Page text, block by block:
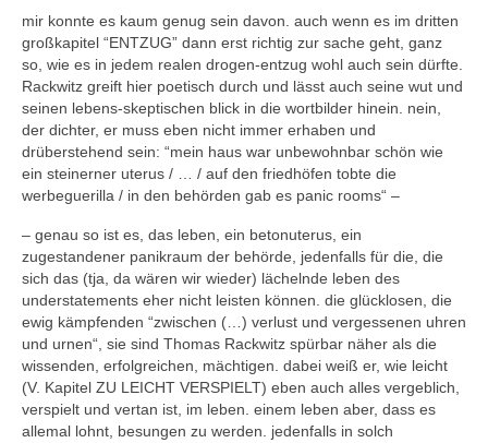
mir konnte es kaum genug sein davon. auch wenn es im dritten
großkapitel “ENTZUG” dann erst richtig zur sache geht, ganz
so, wie es in jedem realen drogen-entzug wohl auch sein dürfte.
Rackwitz greift hier poetisch durch und lässt auch seine wut und
seinen lebens-skeptischen blick in die wortbilder hinein. nein,
der dichter, er muss eben nicht immer erhaben und
drüberstehend sein: “mein haus war unbewohnbar schön wie
ein steinerner uterus / … / auf den friedhöfen tobte die
werbeguerilla / in den behörden gab es panic rooms“ –
– genau so ist es, das leben, ein betonuterus, ein
zugestandener panikraum der behörde, jedenfalls für die, die
sich das (tja, da wären wir wieder) lächelnde leben des
understatements eher nicht leisten können. die glücklosen, die
ewig kämpfenden “zwischen (…) verlust und vergessenen uhren
und urnen“, sie sind Thomas Rackwitz spürbar näher als die
wissenden, erfolgreichen, mächtigen. dabei weiß er, wie leicht
(V. Kapitel ZU LEICHT VERSPIELT) eben auch alles vergeblich,
verspielt und vertan ist, im leben. einem leben aber, dass es
allemal lohnt, besungen zu werden. jedenfalls in solch